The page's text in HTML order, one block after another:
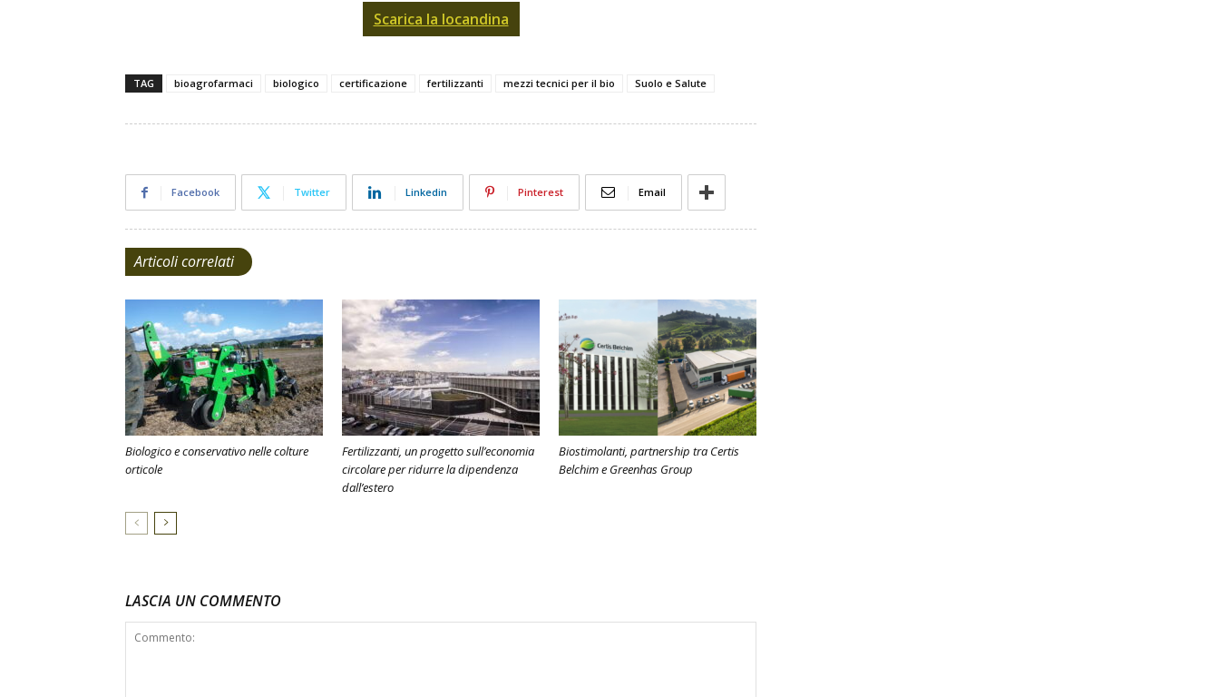
Scarica la locandina
TAG bioagrofarmaci biologico certificazione fertilizzanti mezzi tecnici per il bio Suolo e Salute
Facebook Twitter Linkedin Pinterest Email
Articoli correlati
Biologico e conservativo nelle colture
orticole
Fertilizzanti, un progetto sull’economia
circolare per ridurre la dipendenza
dall’estero
Biostimolanti, partnership tra Certis
Belchim e Greenhas Group
LASCIA UN COMMENTO